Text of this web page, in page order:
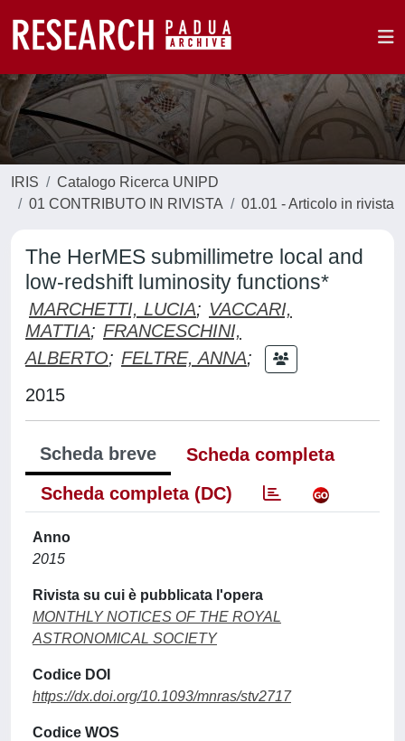
IRIS
Catalogo Ricerca UNIPD
01 CONTRIBUTO IN RIVISTA
01.01 - Articolo in rivista
The HerMES submillimetre local and
low-redshift luminosity functions*
MARCHETTI, LUCIA; VACCARI,
MATTIA; FRANCESCHINI,
ALBERTO; FELTRE, ANNA;
2015
Scheda breve
Scheda completa
Scheda completa (DC)
Anno
2015
Rivista su cui è pubblicata l'opera
MONTHLY NOTICES OF THE ROYAL
ASTRONOMICAL SOCIETY
Codice DOI
https://dx.doi.org/10.1093/mnras/stv2717
Codice WOS